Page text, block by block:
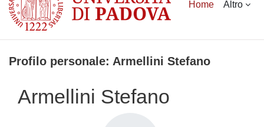
Home Altro
Profilo personale: Armellini Stefano
Armellini Stefano